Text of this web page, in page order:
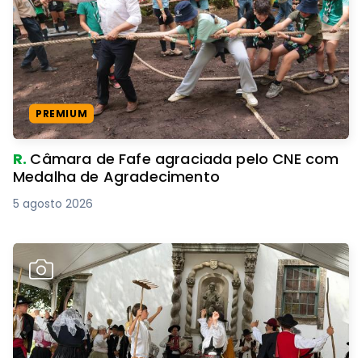
PREMIUM
R. Câmara de Fafe agraciada pelo CNE com
Medalha de Agradecimento
5 agosto 2026